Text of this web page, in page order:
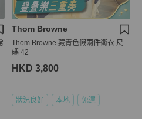
Thom Browne
Thom Browne 藏青色假兩件衛衣 尺
碼 42
HKD 3,800
狀況良好 本地 免運